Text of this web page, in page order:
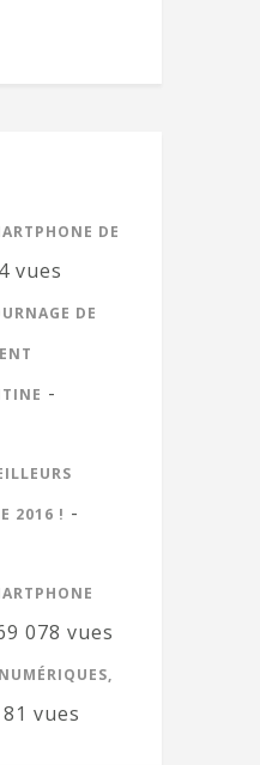
DE
vues
DE
-
2016 ! -
078 vues
vues